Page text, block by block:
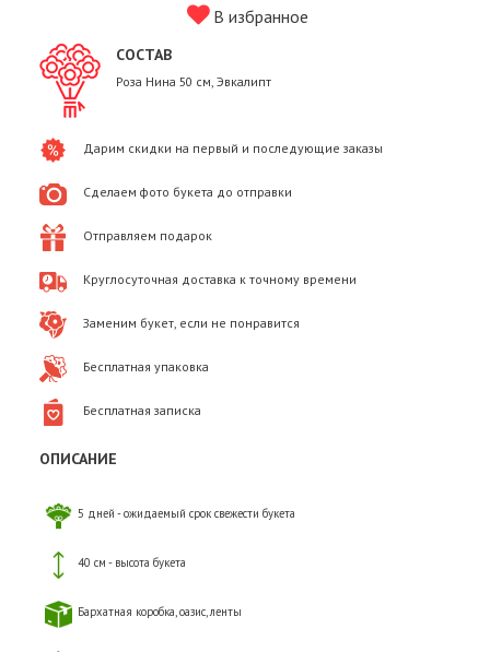
В избранное
СОСТАВ
Роза Нина 50 см, Эвкалипт
Дарим скидки на первый и последующие заказы
Сделаем фото букета до отправки
Отправляем подарок
Круглосуточная доставка к точному времени
Заменим букет, если не понравится
Бесплатная упаковка
Бесплатная записка
ОПИСАНИЕ
5 дней - ожидаемый срок свежести букета
40 см - высота букета
Бархатная коробка, оазис, ленты